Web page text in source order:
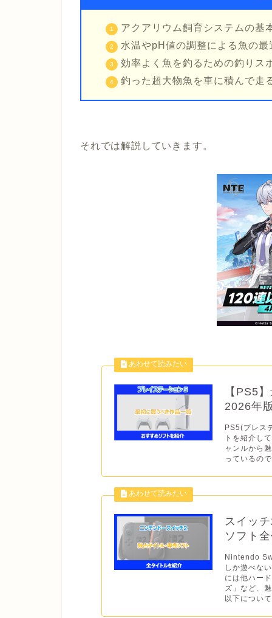
アクアリウム飼育システムの基
水温やpH値の調整による魚の最
効率よく魚を釣るための釣りス
釣った超大物魚を車に積んで走
それでは解説していきます。
【PS5
2026年
PS5(プレス
トを紹介し
ャンルから
っているの
スイッ
ソフト
Nintendo
しか遊べな
には他ハー
ズ」など、
以下につい